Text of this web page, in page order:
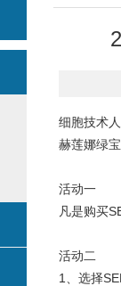
细胞技术
赫莲娜绿
活动一
凡是购买
活动二
1、选择